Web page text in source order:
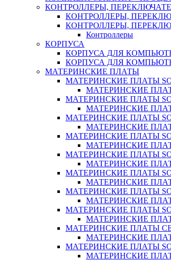
КОНТРОЛЛЕРЫ,
КОНТРОЛЛЕРЫ,
КОНТРОЛЛЕРЫ,
Контроллеры
КОРПУСА
КОРПУСА ДЛЯ
КОРПУСА ДЛЯ
МАТЕРИНСКИЕ ПЛАТЫ
МАТЕРИНСКИЕ ПЛАТЫ
МАТЕРИНСКИЕ
МАТЕРИНСКИЕ ПЛАТЫ
МАТЕРИНСКИЕ
МАТЕРИНСКИЕ ПЛАТЫ
МАТЕРИНСКИЕ
МАТЕРИНСКИЕ ПЛАТЫ
МАТЕРИНСКИЕ
МАТЕРИНСКИЕ ПЛАТЫ
МАТЕРИНСКИЕ
МАТЕРИНСКИЕ ПЛАТЫ
МАТЕРИНСКИЕ
МАТЕРИНСКИЕ ПЛАТЫ
МАТЕРИНСКИЕ
МАТЕРИНСКИЕ ПЛАТЫ
МАТЕРИНСКИЕ
МАТЕРИНСКИЕ ПЛАТЫ
МАТЕРИНСКИЕ
МАТЕРИНСКИЕ ПЛАТЫ
МАТЕРИНСКИЕ